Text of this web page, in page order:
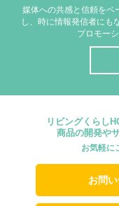
媒体への共感と信頼をベ
し、時に情報発信者にも
プロモー
リビングくらし
商品の開発や
お気軽に
お問